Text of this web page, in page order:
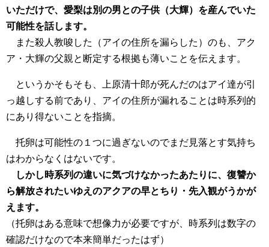
いただけで、愛梨は別の男との子供（大輝）を産んでいた
可能性を話します。
また殺人教唆した（アイの住所を漏らした）のも、アク
ア・大輝の父親と断定する根拠も薄いことを伝えます。
というかそもそも、上原清十郎が死んだのはアイ達が引
っ越しする前であり、アイの住所が漏れることは時系列的
にあり得ないことを指摘。
托卵は可能性の１つに過ぎないのでまだ見落とす気持ち
はわからなくはないです。
しかし時系列の違いに気づけなかったあたりに、復讐か
ら解放されたいゆえのアクアの早とちり・先入観がうかが
えます。
（托卵はある意味で想像力が必要ですが、時系列は数字の
確認だけなので本来簡単だったはず）